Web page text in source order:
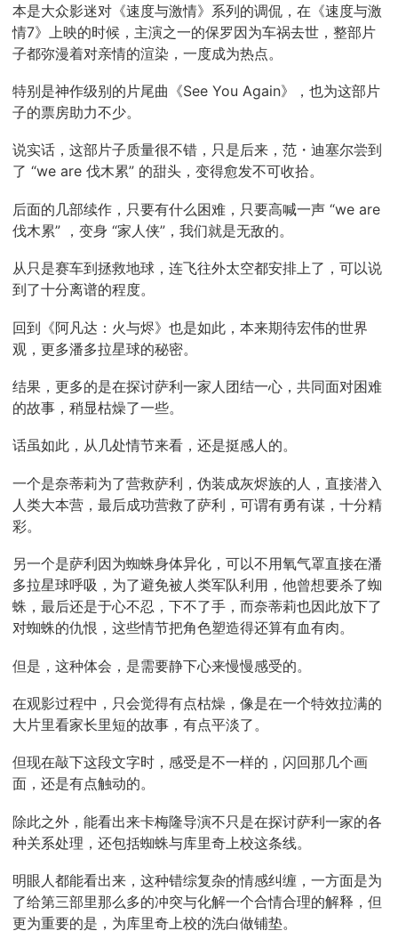
本是大众影迷对《速度与激情》系列的调侃，在《速度与激
情7》上映的时候，主演之一的保罗因为车祸去世，整部片
子都弥漫着对亲情的渲染，一度成为热点。
特别是神作级别的片尾曲《See You Again》，也为这部片
子的票房助力不少。
说实话，这部片子质量很不错，只是后来，范・迪塞尔尝到
了 “we are 伐木累” 的甜头，变得愈发不可收拾。
后面的几部续作，只要有什么困难，只要高喊一声 “we are
伐木累” ，变身 “家人侠”，我们就是无敌的。
从只是赛车到拯救地球，连飞往外太空都安排上了，可以说
到了十分离谱的程度。
回到《阿凡达：火与烬》也是如此，本来期待宏伟的世界
观，更多潘多拉星球的秘密。
结果，更多的是在探讨萨利一家人团结一心，共同面对困难
的故事，稍显枯燥了一些。
话虽如此，从几处情节来看，还是挺感人的。
一个是奈蒂莉为了营救萨利，伪装成灰烬族的人，直接潜入
人类大本营，最后成功营救了萨利，可谓有勇有谋，十分精
彩。
另一个是萨利因为蜘蛛身体异化，可以不用氧气罩直接在潘
多拉星球呼吸，为了避免被人类军队利用，他曾想要杀了蜘
蛛，最后还是于心不忍，下不了手，而奈蒂莉也因此放下了
对蜘蛛的仇恨，这些情节把角色塑造得还算有血有肉。
但是，这种体会，是需要静下心来慢慢感受的。
在观影过程中，只会觉得有点枯燥，像是在一个特效拉满的
大片里看家长里短的故事，有点平淡了。
但现在敲下这段文字时，感受是不一样的，闪回那几个画
面，还是有点触动的。
除此之外，能看出来卡梅隆导演不只是在探讨萨利一家的各
种关系处理，还包括蜘蛛与库里奇上校这条线。
明眼人都能看出来，这种错综复杂的情感纠缠，一方面是为
了给第三部里那么多的冲突与化解一个合情合理的解释，但
更为重要的是，为库里奇上校的洗白做铺垫。